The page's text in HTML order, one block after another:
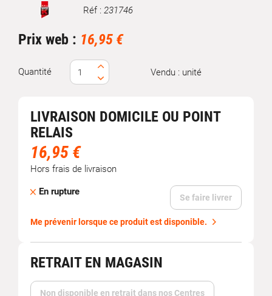
Marque Réf : 231746
Prix web : 16,95 €
Quantité Vendu : unité
LIVRAISON DOMICILE OU POINT
RELAIS
16,95 €
Hors frais de livraison
En rupture
Se faire livrer
Me prévenir lorsque ce produit est disponible.
RETRAIT EN MAGASIN
Non disponible en retrait dans nos Centres